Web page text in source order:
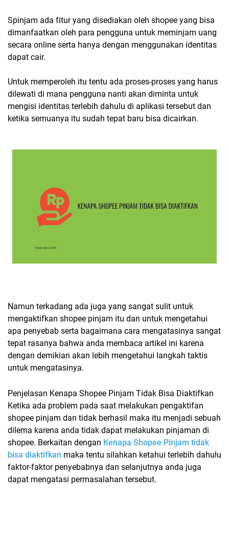
Spinjam ada fitur yang disediakan oleh shopee yang bisa
dimanfaatkan oleh para pengguna untuk meminjam uang
secara online serta hanya dengan menggunakan identitas
dapat cair.
Untuk memperoleh itu tentu ada proses-proses yang harus
dilewati di mana pengguna nanti akan diminta untuk
mengisi identitas terlebih dahulu di aplikasi tersebut dan
ketika semuanya itu sudah tepat baru bisa dicairkan.
Namun terkadang ada juga yang sangat sulit untuk
mengaktifkan shopee pinjam itu dan untuk mengetahui
apa penyebab serta bagaimana cara mengatasinya sangat
tepat rasanya bahwa anda membaca artikel ini karena
dengan demikian akan lebih mengetahui langkah taktis
untuk mengatasinya.
Penjelasan Kenapa Shopee Pinjam Tidak Bisa Diaktifkan
Ketika ada problem pada saat melakukan pengaktifan
shopee pinjam dan tidak berhasil maka itu menjadi sebuah
dilema karena anda tidak dapat melakukan pinjaman di
shopee. Berkaitan dengan Kenapa Shopee Pinjam tidak
bisa diaktifkan maka tentu silahkan ketahui terlebih dahulu
faktor-faktor penyebabnya dan selanjutnya anda juga
dapat mengatasi permasalahan tersebut.